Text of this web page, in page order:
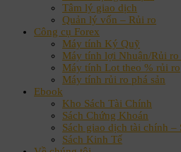
Tâm lý giao dịch
Quản lý vốn – Rủi ro
Công cụ Forex
Máy tính Ký Quỹ
Máy tính lợi Nhuận/Rủi ro
Máy tính Lot theo % rủi ro
Máy tính rủi ro phá sản
Ebook
Kho Sách Tài Chính
Sách Chứng Khoán
Sách giao dịch tài chính –
Sách Kinh Tế